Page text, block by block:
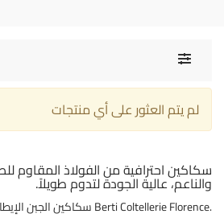
Toggle
لم يتم العثور على أي منتجات
سكاكين احترافية من الفولاذ المقاوم
والناعم، عالية الجودة لتدوم طويلاً.
سكاكين الجبن الإيطالية من شركة Berti Coltellerie Florence.